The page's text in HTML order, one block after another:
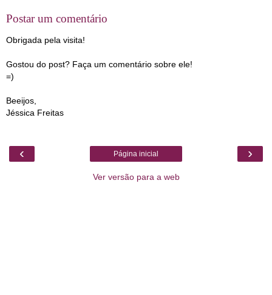
Postar um comentário
Obrigada pela visita!
Gostou do post? Faça um comentário sobre ele!
=)
Beeijos,
Jéssica Freitas
‹ ›
Página inicial
Ver versão para a web